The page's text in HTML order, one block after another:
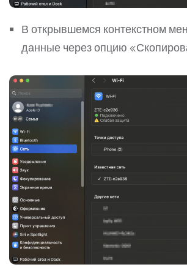
В открывшемся контекстном
данные через опцию